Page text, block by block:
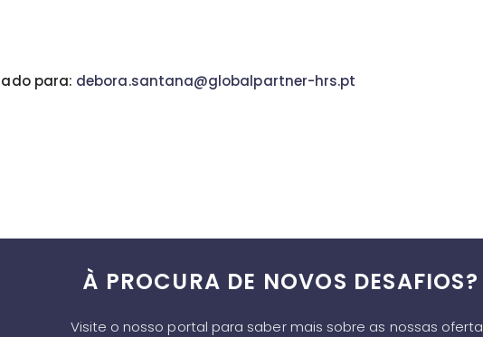
para: debora.santana@globalpartner-hrs.pt
À PROCURA DE NOVOS DESAFIOS?
Visite o nosso portal para saber mais sobre as nossas